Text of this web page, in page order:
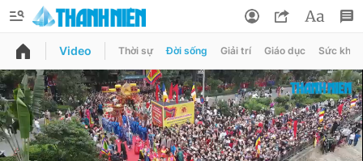
QUẢNG CÁO
Thông tin tài khoản
Đổi mật khẩu
Video Thời sự Đời sống Giải trí Giáo dục Sức khỏe